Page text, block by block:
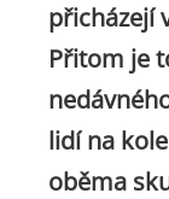
přicházejí
Přitom je
lidí na
oběma